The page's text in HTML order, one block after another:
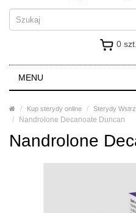
0
MENU
Kup sterydy online Sterydy
Nandrolone Decanoate Duncan
Nandrolone